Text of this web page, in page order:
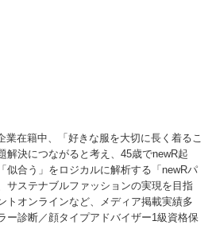
在籍中、「好きな服を大切に長く着るこ
解決につながると考え、45歳でnewR起
似合う」をロジカルに解析する「newRパ
サステナブルファッションの実現を目指
トオンラインなど、メディア掲載実績多
ー診断／顔タイプアドバイザー1級資格保